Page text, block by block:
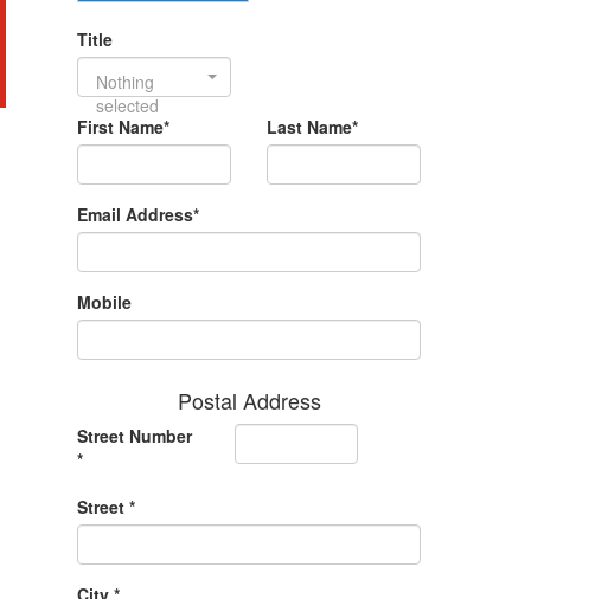
Title
Nothing
selected
First Name*
Last Name*
Email Address*
Mobile
Postal Address
Street Number
*
Street *
City *